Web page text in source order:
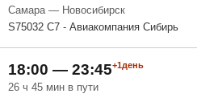
Самара — Новосибирск
S75032 С7 - Авиакомпания Сибирь
18:00 — 23:45+1день
26 ч 45 мин в пути